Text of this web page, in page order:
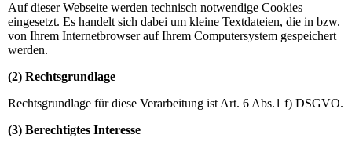
Auf dieser Webseite werden technisch notwendige Cookies
eingesetzt. Es handelt sich dabei um kleine Textdateien, die in bzw.
von Ihrem Internetbrowser auf Ihrem Computersystem gespeichert
werden.
(2) Rechtsgrundlage
Rechtsgrundlage für diese Verarbeitung ist Art. 6 Abs.1 f) DSGVO.
(3) Berechtigtes Interesse